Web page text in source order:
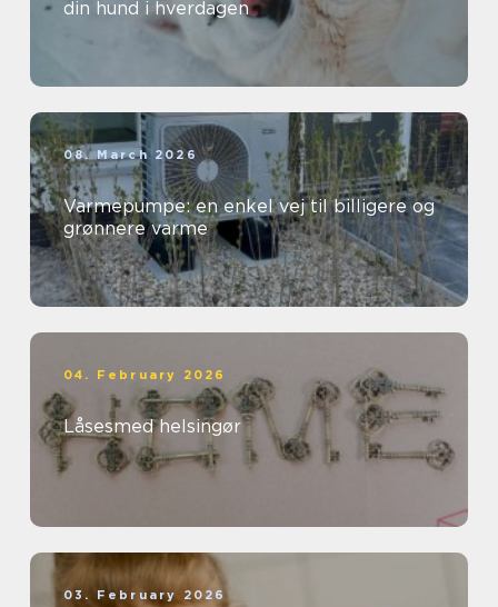
din hund i hverdagen
08. March 2026
Varmepumpe: en enkel vej til billigere og
grønnere varme
04. February 2026
Låsesmed helsingør
03. February 2026